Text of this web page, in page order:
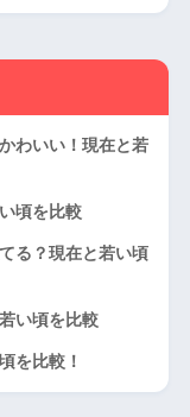
わいい！現在と若
頃を比較
る？現在と若い頃
い頃を比較
を比較！